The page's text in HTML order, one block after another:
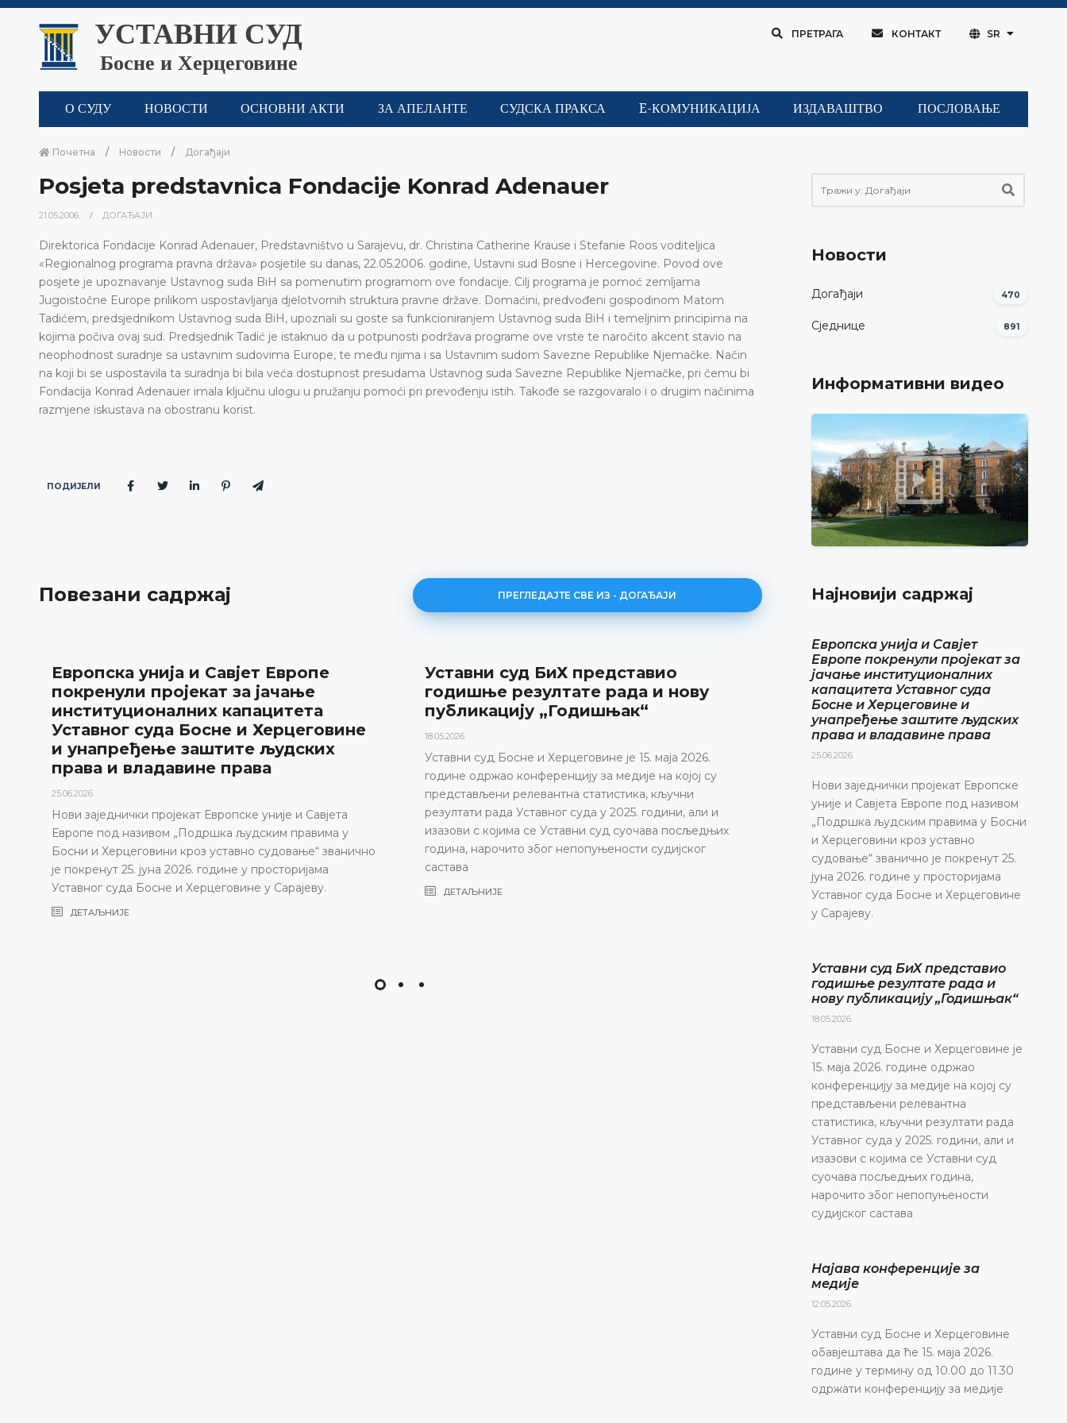
УСТАВНИ СУД
Босне и Херцеговине
ПРЕТРАГА КОНТАКТ SR
О СУДУ НОВОСТИ ОСНОВНИ АКТИ ЗА АПЕЛАНТЕ СУДСКА ПРАКСА E-КОМУНИКАЦИЈА ИЗДАВАШТВО ПОСЛОВАЊЕ
Почетна Новости Догађаји
Posjeta predstavnica Fondacije Konrad Adenauer
21.05.2006. ДОГАЂАЈИ
Direktorica Fondacije Konrad Adenauer, Predstavništvo u Sarajevu, dr. Christina Catherine Krause i Stefanie Roos voditeljica
«Regionalnog programa pravna država» posjetile su danas, 22.05.2006. godine, Ustavni sud Bosne i Hercegovine. Povod ove
posjete je upoznavanje Ustavnog suda BiH sa pomenutim programom ove fondacije. Cilj programa je pomoć zemljama
Jugoistočne Europe prilikom uspostavljanja djelotvornih struktura pravne države. Domaćini, predvođeni gospodinom Matom
Tadićem, predsjednikom Ustavnog suda BiH, upoznali su goste sa funkcioniranjem Ustavnog suda BiH i temeljnim principima na
kojima počiva ovaj sud. Predsjednik Tadić je istaknuo da u potpunosti podržava programe ove vrste te naročito akcent stavio na
neophodnost suradnje sa ustavnim sudovima Europe, te među njima i sa Ustavnim sudom Savezne Republike Njemačke. Način
na koji bi se uspostavila ta suradnja bi bila veća dostupnost presudama Ustavnog suda Savezne Republike Njemačke, pri čemu bi
Fondacija Konrad Adenauer imala ključnu ulogu u pružanju pomoći pri prevođenju istih. Takođe se razgovaralo i o drugim načinima
razmjene iskustava na obostranu korist.
ПОДИЈЕЛИ
Повезани садржај ПРЕГЛЕДАЈТЕ СВЕ ИЗ - ДОГАЂАЈИ
Европска унија и Савјет Европе
покренули пројекат за јачање
институционалних капацитета
Уставног суда Босне и Херцеговине
и унапређење заштите људских
права и владавине права
25.06.2026.
Нови заједнички пројекат Европске уније и Савјета
Европе под називом „Подршка људским правима у
Босни и Херцеговини кроз уставно судовање“ званично
је покренут 25. јуна 2026. године у просторијама
Уставног суда Босне и Херцеговине у Сарајеву.
ДЕТАЉНИЈЕ
Уставни суд БиХ представио
годишње резултате рада и нову
публикацију „Годишњак“
18.05.2026.
Уставни суд Босне и Херцеговине је 15. маја 2026.
године одржао конференцију за медије на којој су
представљени релевантна статистика, кључни
резултати рада Уставног суда у 2025. години, али и
изазови с којима се Уставни суд суочава посљедњих
година, нарочито због непопуњености судијског
састава
ДЕТАЉНИЈЕ
Најава конференције за
12.05.2026.
Уставни суд Босне и Херцеговине
маја 2026. године у термину од 10.00 до 11.30
конференцију за медије
ДЕТАЉНИЈЕ
Новости
Догађаји 470
Сједнице 891
Информативни видео
Најновији садржај
Европска унија и Савјет
Европе покренули пројекат за
јачање институционалних
капацитета Уставног суда
Босне и Херцеговине и
унапређење заштите људских
права и владавине права
25.06.2026.
Нови заједнички пројекат Европске
уније и Савјета Европе под називом
„Подршка људским правима у Босни
и Херцеговини кроз уставно
судовање“ званично је покренут 25.
јуна 2026. године у просторијама
Уставног суда Босне и Херцеговине
у Сарајеву.
Уставни суд БиХ представио
годишње резултате рада и
нову публикацију „Годишњак“
18.05.2026.
Уставни суд Босне и Херцеговине је
15. маја 2026. године одржао
конференцију за медије на којој су
представљени релевантна
статистика, кључни резултати рада
Уставног суда у 2025. години, али и
изазови с којима се Уставни суд
суочава посљедњих година,
нарочито због непопуњености
судијског састава
Најава конференције за
медије
12.05.2026.
Уставни суд Босне и Херцеговине
обавјештава да ће 15. маја 2026.
године у термину од 10.00 до 11.30
одржати конференцију за медије